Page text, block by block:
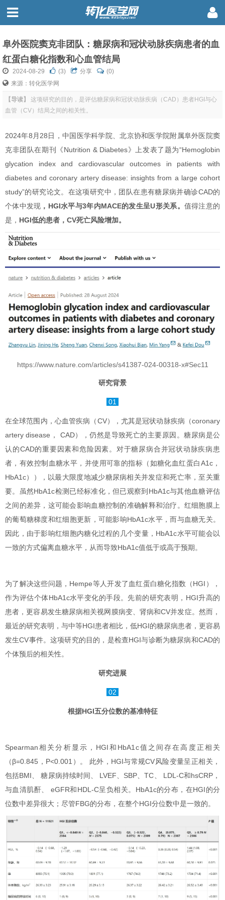
阜外医院窦克非团队：糖尿病和冠状动脉疾病患者的血
红蛋白糖化指数和心血管结局
2024-08-29 (3) 分享
(0)
来源：转化医学网
【导读】
这项研究的目的，是评估糖尿病和冠状动脉疾病（CAD）患者HGI与心
血管（CV）结局之间的相关性。
2024年8月28日，中国医学科学院、北京协和医学院附属阜外医院窦
克非团队在期刊《Nutrition & Diabetes》上发表了题为“Hemoglobin
glycation index and cardiovascular outcomes in patients with
diabetes and coronary artery disease: insights from a large cohort
study”的研究论文。在这项研究中，团队在患有糖尿病并确诊CAD的
个体中发现 ，HGI水平与3年内MACE的发生呈U形关系。 值得注意的
是， HGI低的患者，CV死亡风险增加。
https://www.nature.com/articles/s41387-024-00318-x#Sec11
研究背景
01
在全球范围内，心血管疾病（CV），尤其是冠状动脉疾病（coronary
artery disease， CAD），仍然是导致死亡的主要原因。糖尿病是公
认的CAD的重要因素和危险因素。对于糖尿病合并冠状动脉疾病患
者，有效控制血糖水平，并使用可靠的指标（如糖化血红蛋白A1c，
HbA1c）），以最大限度地减少糖尿病相关并发症和死亡率，至关重
要。虽然HbA1c检测已经标准化，但已观察到HbA1c与其他血糖评估
之间的差异，这可能会影响血糖控制的准确解释和治疗。红细胞膜上
的葡萄糖梯度和红细胞更新，可能影响HbA1c水平，而与血糖无关。
因此，由于影响红细胞内糖化过程的几个变量，HbA1c水平可能会以
一致的方式偏离血糖水平，从而导致HbA1c值低于或高于预期。
为了解决这些问题，Hempe等人开发了血红蛋白糖化指数（HGI），
作为评估个体HbA1c水平变化的手段。先前的研究表明，HGI升高的
患者，更容易发生糖尿病相关视网膜病变、肾病和CV并发症。然而，
最近的研究表明，与中等HGI患者相比，低HGI的糖尿病患者，更容易
发生CV事件。这项研究的目的，是检查HGI与诊断为糖尿病和CAD的
个体预后的相关性。
研究进展
02
根据HGI五分位数的基准特征
Spearman相关分析显示，HGI和HbA1c值之间存在高度正相关
（β=0.845，P<0.001）。 此外，HGI与常规CV风险变量呈正相关，
包括BMI、 糖尿病持续时间、 LVEF、SBP、TC、 LDL-C和hsCRP，
与血清肌酐、 eGFR和HDL-C呈负相关。HbA1c的分布，在HGI的分
位数中差异很大；尽管FBG的分布，在整个HGI分位数中是一致的。